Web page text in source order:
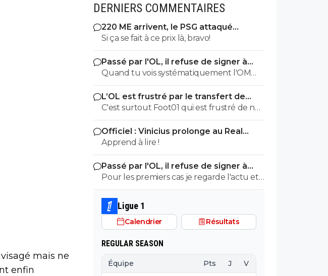
mais ne
enfin
DERNIERS COMMENTAIRES
220 ME arrivent, le PSG attaqué
comme jamais
Si ça se fait à ce prix là, bravo!
Passé par l'OL, il refuse de signer à
l'OM
Quand tu vois systématiquement l'OM
manger le mur saison après saison, il y a de
quoi refuser d'y aller. ^^
L’OL est frustré par le transfert de
Pavel Sulc
C'est surtout Foot01 qui est frustré de ne
rien savoir. ^^
Officiel : Vinicius prolonge au Real
jusqu’en 2032
Apprend à lire !
Passé par l'OL, il refuse de signer à
l'OM
Pour les premiers cas je regarde l'actu et
notamment celle du foot. Pour le dernier,
rien qu'ici il y en a pléthore. Et toi, tu es
dans quel camp, les abrutis ou ceux qui
viennent parler foot avec respect?
Ligue 1
Calendrier Résultats
REGULAR SEASON
Équipe Pts J V